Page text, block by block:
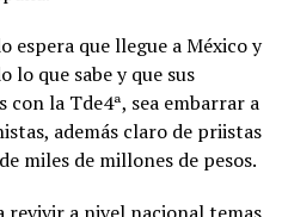
espera que llegue a México y
lo que sabe y que sus
con la Tde4ª, sea embarrar a
además claro de priistas
miles de millones de pesos.